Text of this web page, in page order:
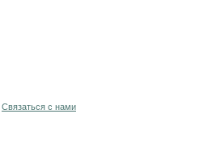
Связаться с нами